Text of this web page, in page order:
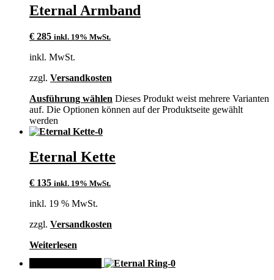
Eternal Armband
€ 285 inkl. 19% MwSt.
inkl. MwSt.
zzgl. Versandkosten
Ausführung wählen Dieses Produkt weist mehrere Varianten
auf. Die Optionen können auf der Produktseite gewählt
werden
Eternal Kette
€ 135 inkl. 19% MwSt.
inkl. 19 % MwSt.
zzgl. Versandkosten
Weiterlesen